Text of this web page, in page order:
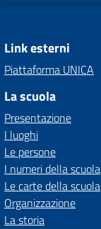
Link esterni
Piattaforma UNICA
La scuola
Presentazione
I luoghi
Le persone
I numeri della scuola
Le carte della scuola
Organizzazione
La storia